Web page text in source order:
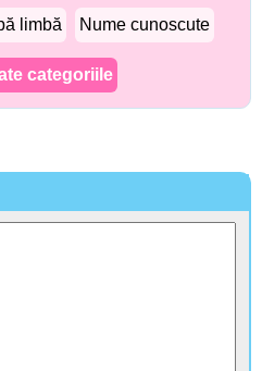
limbă Nume cunoscute
categoriile